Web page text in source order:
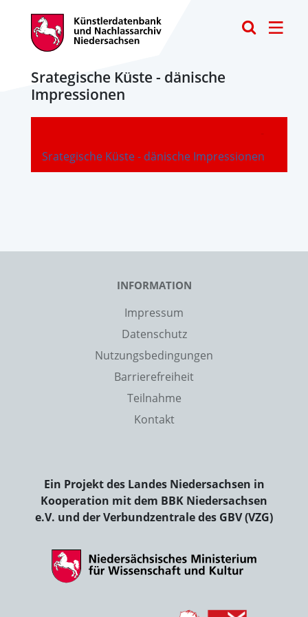
Srategische Küste - dänische
Impressionen
Srategische Küste - dänische Impressionen
-
INFORMATION
Impressum
Datenschutz
Nutzungsbedingungen
Barrierefreiheit
Teilnahme
Kontakt
Ein Projekt des Landes Niedersachsen in
Kooperation mit dem BBK Niedersachsen
e.V. und der Verbundzentrale des GBV (VZG)